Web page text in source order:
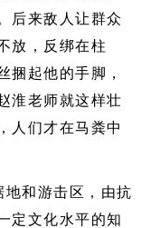
后来敌人让群众
放，反绑在柱
捆起他的手脚，
淮老师就这样壮
人们才在马粪中
地和游击区，由抗
定文化水平的知